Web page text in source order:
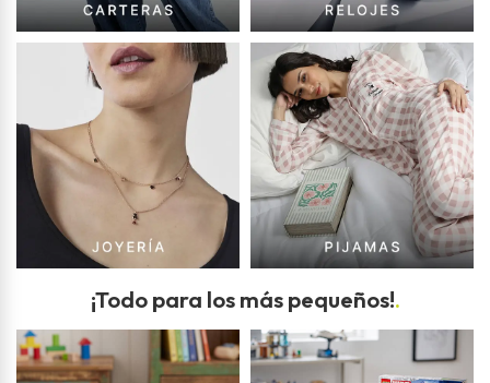
¡Todo para los más pequeños!.